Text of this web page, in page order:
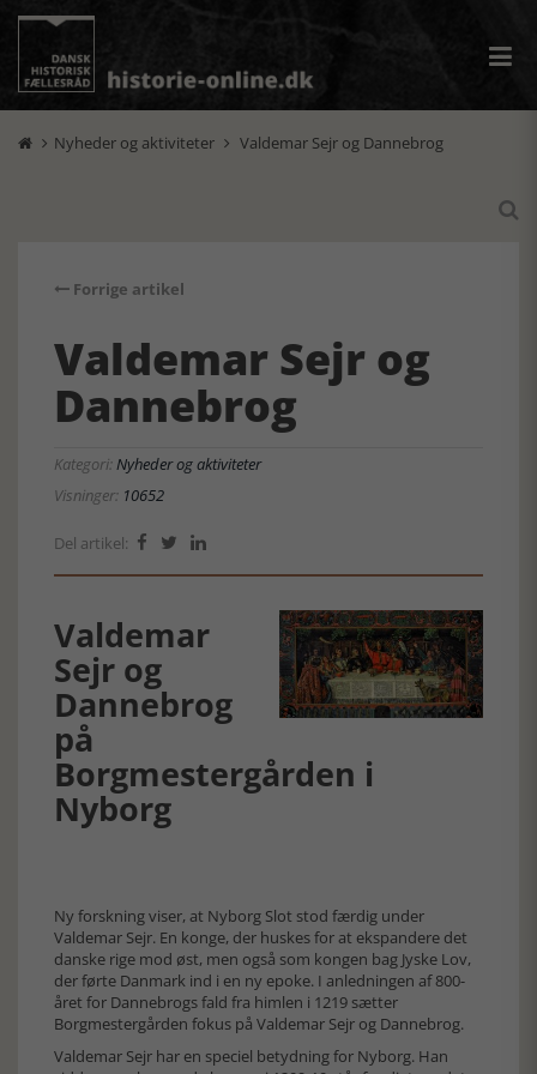
 Nyheder og aktiviteter  Valdemar Sejr og Dannebrog

Forrige artikel
Valdemar Sejr og
Dannebrog
Kategori:Nyheder og aktiviteter
Visninger: 10652
Del artikel:   
Valdemar
Sejr og
Dannebrog
på
Borgmestergården i
Nyborg
Ny forskning viser, at Nyborg Slot stod færdig under
Valdemar Sejr. En konge, der huskes for at ekspandere det
danske rige mod øst, men også som kongen bag Jyske Lov,
der førte Danmark ind i en ny epoke. I anledningen af 800-
året for Dannebrogs fald fra himlen i 1219 sætter
Borgmestergården fokus på Valdemar Sejr og Dannebrog.
Valdemar Sejr har en speciel betydning for Nyborg. Han